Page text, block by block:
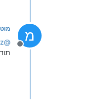
מ
מנותק
@